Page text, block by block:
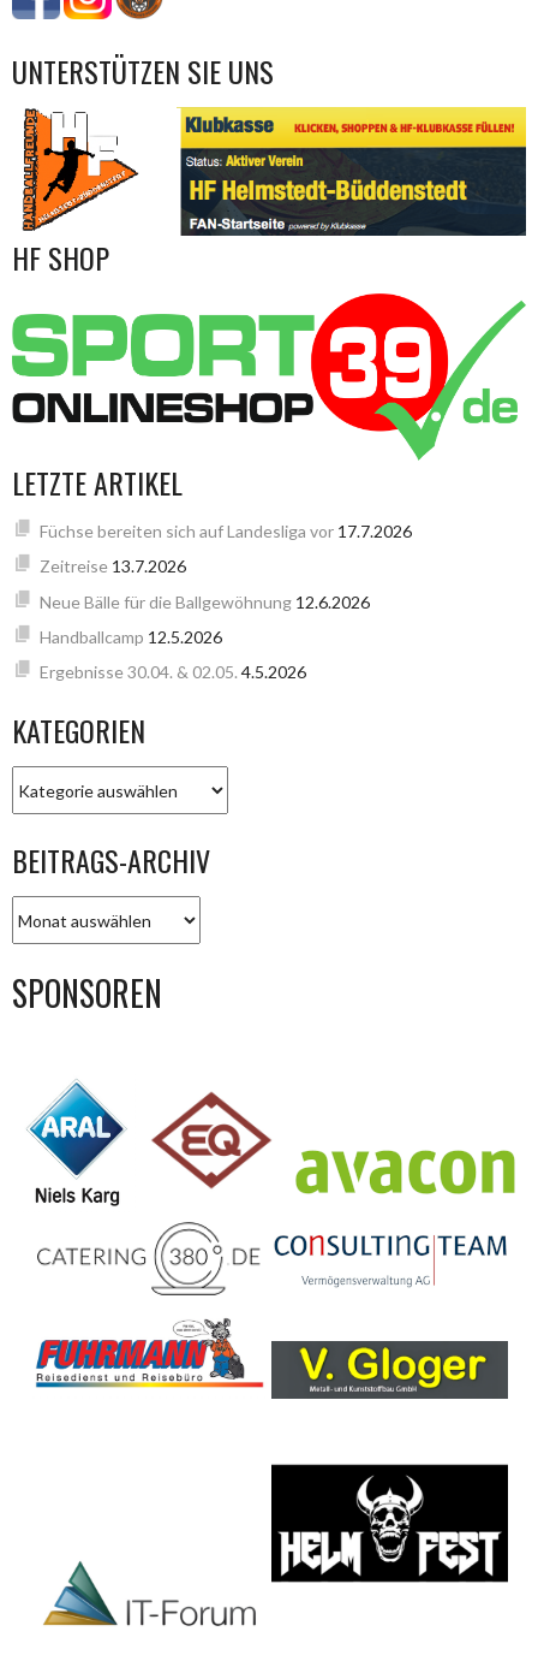
UNTERSTÜTZEN SIE UNS
HF SHOP
LETZTE ARTIKEL
Füchse bereiten sich auf Landesliga vor 17.7.2026
Zeitreise 13.7.2026
Neue Bälle für die Ballgewöhnung 12.6.2026
Handballcamp 12.5.2026
Ergebnisse 30.04. & 02.05. 4.5.2026
KATEGORIEN
BEITRAGS-ARCHIV
ARCHIV
SPONSOREN